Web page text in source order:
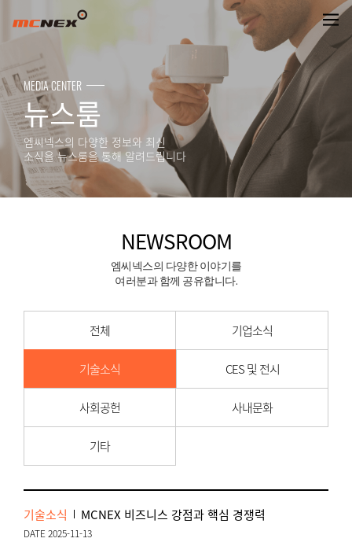
NEWSROOM
MEDIA CENTER
뉴스룸
엠씨넥스의 다양한 정보와 최신
소식을 뉴스룸을 통해 알려드립니다
NEWSROOM
엠씨넥스의 다양한 이야기를
여러분과 함께 공유합니다.
전체 기업소식
기술소식 CES 및 전시
사회공헌 사내문화
기타
기술소식 MCNEX 비즈니스 강점과 핵심 경쟁력
DATE 2025-11-13